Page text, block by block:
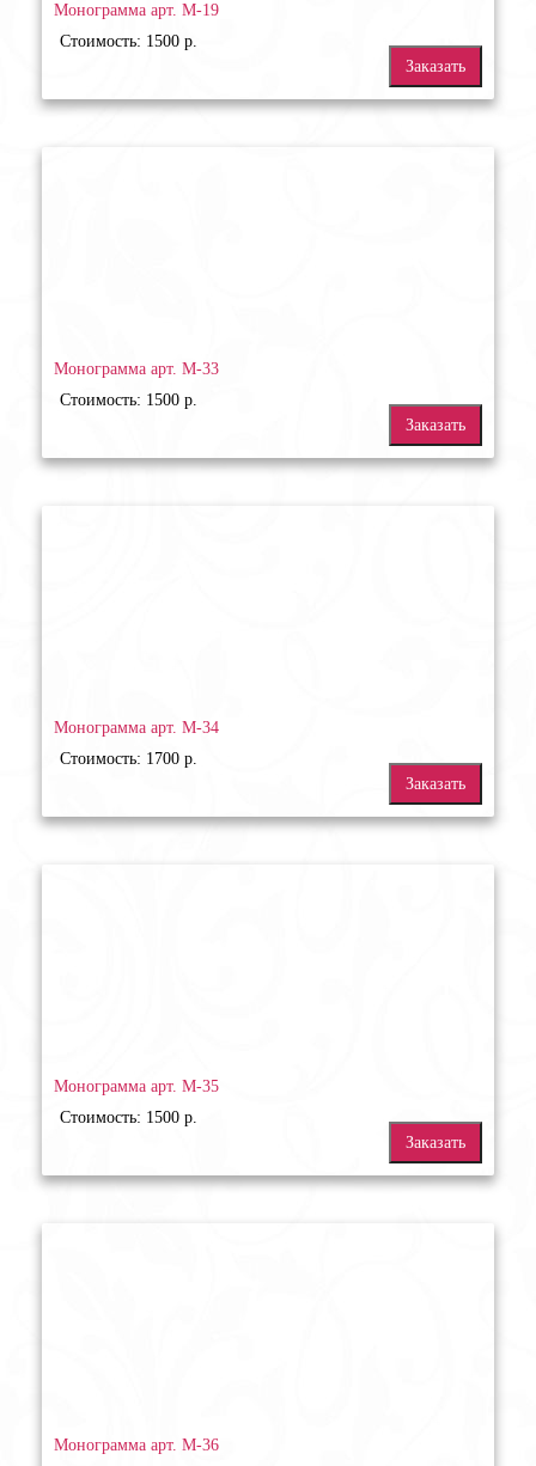
Монограмма арт. М-19
Стоимость: 1500 р.
Заказать
Монограмма арт. М-33
Стоимость: 1500 р.
Заказать
Монограмма арт. М-34
Стоимость: 1700 р.
Заказать
Монограмма арт. М-35
Стоимость: 1500 р.
Заказать
Монограмма арт. М-36